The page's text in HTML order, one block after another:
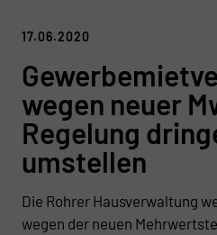
17.06.2020
wegen neuer
Regelung
umstellen
Die Rohrer Hausverwaltung
wegen der neuen